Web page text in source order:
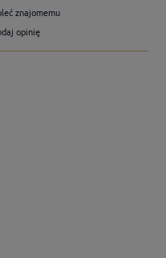
znajomemu
opinię